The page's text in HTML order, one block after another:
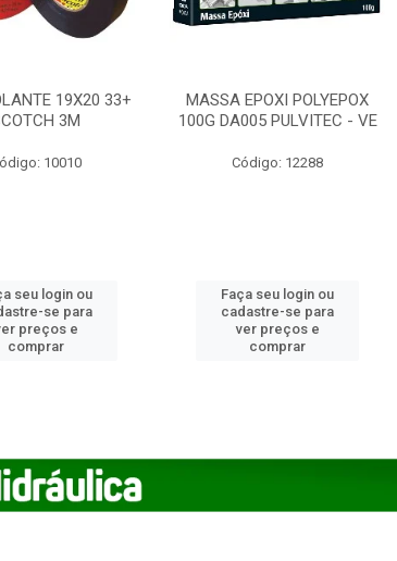
19X20 33+
3M
10010
seu login ou
se para
preços e
comprar
MASSA EPOXI POLYEPOX
100G DA005 PULVITEC - VE
Código: 12288
Faça seu login ou
cadastre-se para
ver preços e
comprar